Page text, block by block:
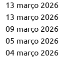
13 março 2026
13 março 2026
09 março 2026
05 março 2026
04 março 2026